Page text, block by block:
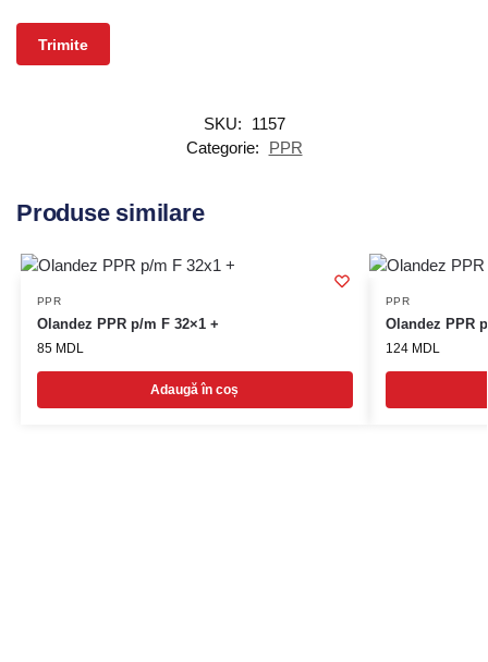
SKU:
1157
Categorie:
PPR
Produse similare
PPR
Olandez PPR p/m F 32×1 +
85 MDL
Adaugă în coș
PPR
Olandez PPR
124 MDL